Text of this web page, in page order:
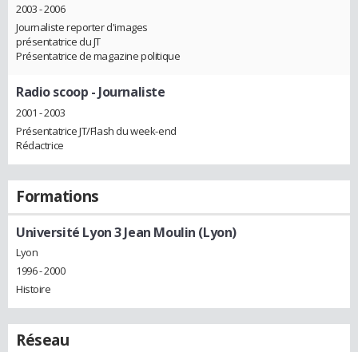
2003 - 2006
Journaliste reporter d'images
présentatrice du JT
Présentatrice de magazine politique
Radio scoop - Journaliste
2001 - 2003
Présentatrice JT/Flash du week-end
Rédactrice
Formations
Université Lyon 3 Jean Moulin (Lyon)
Lyon
1996 - 2000
Histoire
Réseau